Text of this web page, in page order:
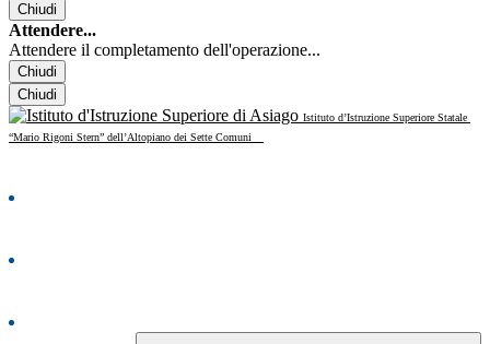
Chiudi
Attendere...
Attendere il completamento dell'operazione...
Chiudi
Chiudi
Istituto d’Istruzione Superiore Statale
“Mario Rigoni Stern” dell’Altopiano dei Sette Comuni